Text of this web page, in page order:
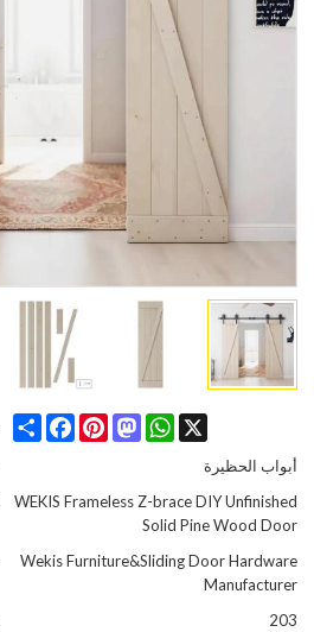
Share
FacebookPinterest
Mastodon
WhatsApp X
أبواب الحظيرة
WEKIS Frameless Z-brace DIY Unfinished
Solid Pine Wood Door
Wekis Furniture&Sliding Door Hardware
Manufacturer
203